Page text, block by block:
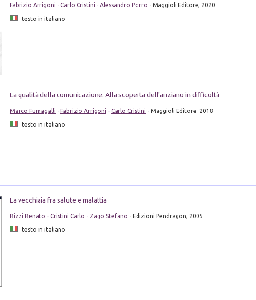
Fabrizio Arrigoni - Carlo Cristini - Alessandro Porro - Maggioli Editore, 2020
testo in italiano
La qualità della comunicazione. Alla scoperta dell'anziano in difficoltà
Marco Fumagalli - Fabrizio Arrigoni - Carlo Cristini - Maggioli Editore, 2018
testo in italiano
La vecchiaia fra salute e malattia
Rizzi Renato - Cristini Carlo - Zago Stefano - Edizioni Pendragon, 2005
testo in italiano